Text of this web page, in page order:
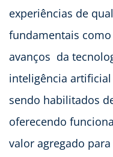
experiências de
fundamentais
avanços da
inteligência artificial
sendo habilitados
oferecendo
valor agregado